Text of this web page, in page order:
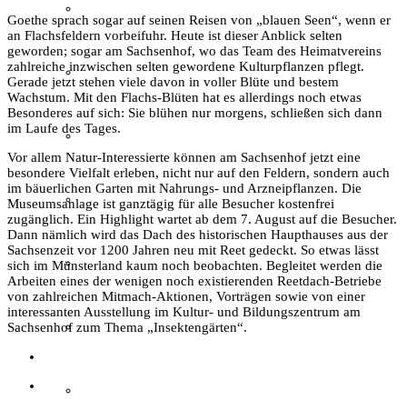
Familienforschung
Film & Video
Grevener aus aller Welt
Grevener Geschichte
Kultur und Bildung
Goethe sprach sogar auf seinen Reisen von „blauen Seen“, wenn er
an Flachsfeldern vorbeifuhr. Heute ist dieser Anblick selten
geworden; sogar am Sachsenhof, wo das Team des Heimatvereins
zahlreiche inzwischen selten gewordene Kulturpflanzen pflegt.
Gerade jetzt stehen viele davon in voller Blüte und bestem
Wachstum. Mit den Flachs-Blüten hat es allerdings noch etwas
Besonderes auf sich: Sie blühen nur morgens, schließen sich dann
im Laufe des Tages.
Vor allem Natur-Interessierte können am Sachsenhof jetzt eine
besondere Vielfalt erleben, nicht nur auf den Feldern, sondern auch
im bäuerlichen Garten mit Nahrungs- und Arzneipflanzen. Die
Museumsanlage ist ganztägig für alle Besucher kostenfrei
zugänglich. Ein Highlight wartet ab dem 7. August auf die Besucher.
Dann nämlich wird das Dach des historischen Haupthauses aus der
Sachsenzeit vor 1200 Jahren neu mit Reet gedeckt. So etwas lässt
sich im Münsterland kaum noch beobachten. Begleitet werden die
Arbeiten eines der wenigen noch existierenden Reetdach-Betriebe
von zahlreichen Mitmach-Aktionen, Vorträgen sowie von einer
interessanten Ausstellung im Kultur- und Bildungszentrum am
Sachsenhof zum Thema „Insektengärten“.